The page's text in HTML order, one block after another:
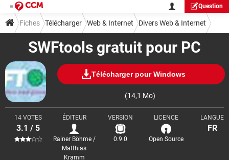
Question
SWFtools gratuit pour PC
Télécharger pour Windows
(14,1 Mo)
14 VOTES
3.1 / 5
ÉDITEUR
Rainer Böhme /
Matthias
Kramm
VERSION
0.9.0
LICENCE
Open Source
LANGUE
FR
Fiches Télécharger Web & Internet Divers Web & Internet